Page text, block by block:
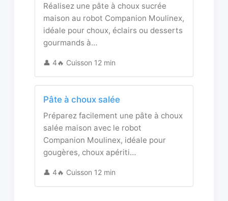
Réalisez une pâte à choux sucrée
maison au robot Companion Moulinex,
idéale pour choux, éclairs ou desserts
gourmands à…
👤 4🔥 Cuisson 12 min
Pâte à choux salée
Préparez facilement une pâte à choux
salée maison avec le robot
Companion Moulinex, idéale pour
gougères, choux apériti…
👤 4🔥 Cuisson 12 min